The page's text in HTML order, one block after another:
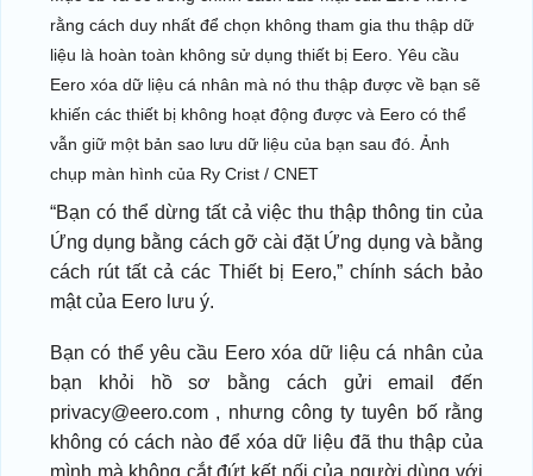
rằng cách duy nhất để chọn không tham gia thu thập dữ
liệu là hoàn toàn không sử dụng thiết bị Eero. Yêu cầu
Eero xóa dữ liệu cá nhân mà nó thu thập được về bạn sẽ
khiến các thiết bị không hoạt động được và Eero có thể
vẫn giữ một bản sao lưu dữ liệu của bạn sau đó. Ảnh
chụp màn hình của Ry Crist / CNET
“Bạn có thể dừng tất cả việc thu thập thông tin của
Ứng dụng bằng cách gỡ cài đặt Ứng dụng và bằng
cách rút tất cả các Thiết bị Eero,” chính sách bảo
mật của Eero lưu ý.
Bạn có thể yêu cầu Eero xóa dữ liệu cá nhân của
bạn khỏi hồ sơ bằng cách gửi email đến
privacy@eero.com , nhưng công ty tuyên bố rằng
không có cách nào để xóa dữ liệu đã thu thập của
mình mà không cắt đứt kết nối của người dùng với